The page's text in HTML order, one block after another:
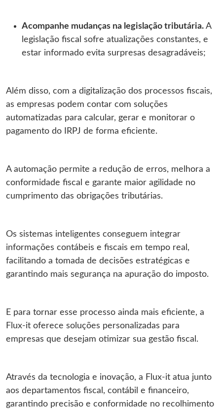
Acompanhe mudanças na legislação tributária. A
legislação fiscal sofre atualizações constantes, e
estar informado evita surpresas desagradáveis;
Além disso, com a digitalização dos processos fiscais,
as empresas podem contar com soluções
automatizadas para calcular, gerar e monitorar o
pagamento do IRPJ de forma eficiente.
A automação permite a redução de erros, melhora a
conformidade fiscal e garante maior agilidade no
cumprimento das obrigações tributárias.
Os sistemas inteligentes conseguem integrar
informações contábeis e fiscais em tempo real,
facilitando a tomada de decisões estratégicas e
garantindo mais segurança na apuração do imposto.
E para tornar esse processo ainda mais eficiente, a
Flux-it oferece soluções personalizadas para
empresas que desejam otimizar sua gestão fiscal.
Através da tecnologia e inovação, a Flux-it atua junto
aos departamentos fiscal, contábil e financeiro,
garantindo precisão e conformidade no recolhimento